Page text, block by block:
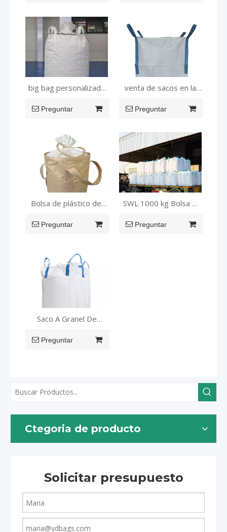
big bag personalizada
Preguntar
venta de sacos en la
Preguntar
Bolsa de plástico del
1500 kg para
Preguntar
SWL 1000 kg Bolsa Q
Preguntar
Saco A Granel De
Tonelada.
Preguntar
Ctegoria de producto
Solicitar presupuesto